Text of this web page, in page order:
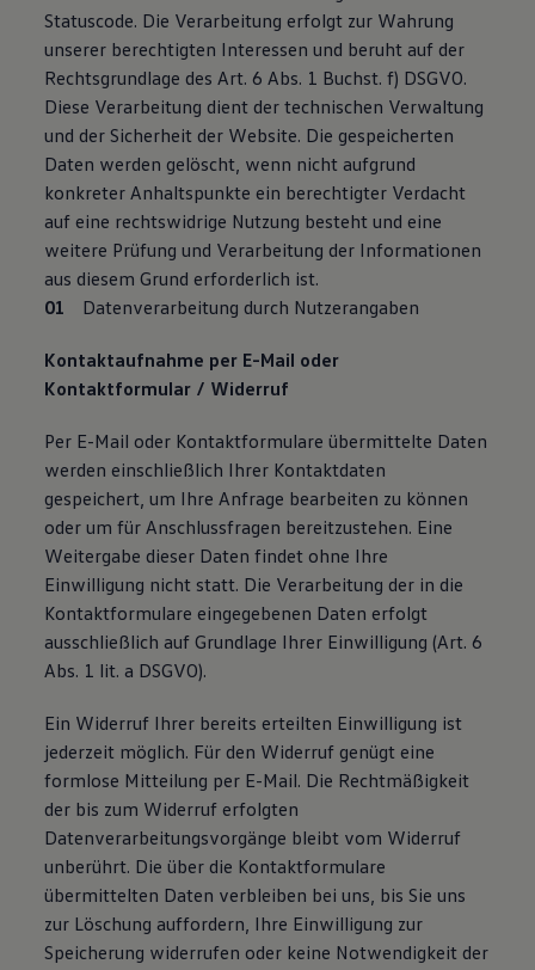
Statuscode. Die Verarbeitung erfolgt zur Wahrung
unserer berechtigten Interessen und beruht auf der
Rechtsgrundlage des Art. 6 Abs. 1 Buchst. f) DSGVO.
Diese Verarbeitung dient der technischen Verwaltung
und der Sicherheit der Website. Die gespeicherten
Daten werden gelöscht, wenn nicht aufgrund
konkreter Anhaltspunkte ein berechtigter Verdacht
auf eine rechtswidrige Nutzung besteht und eine
weitere Prüfung und Verarbeitung der Informationen
aus diesem Grund erforderlich ist.
Datenverarbeitung durch Nutzerangaben
Kontaktaufnahme per E-Mail oder
Kontaktformular / Widerruf
Per E-Mail oder Kontaktformulare übermittelte Daten
werden einschließlich Ihrer Kontaktdaten
gespeichert, um Ihre Anfrage bearbeiten zu können
oder um für Anschlussfragen bereitzustehen. Eine
Weitergabe dieser Daten findet ohne Ihre
Einwilligung nicht statt. Die Verarbeitung der in die
Kontaktformulare eingegebenen Daten erfolgt
ausschließlich auf Grundlage Ihrer Einwilligung (Art. 6
Abs. 1 lit. a DSGVO).
Ein Widerruf Ihrer bereits erteilten Einwilligung ist
jederzeit möglich. Für den Widerruf genügt eine
formlose Mitteilung per E-Mail. Die Rechtmäßigkeit
der bis zum Widerruf erfolgten
Datenverarbeitungsvorgänge bleibt vom Widerruf
unberührt. Die über die Kontaktformulare
übermittelten Daten verbleiben bei uns, bis Sie uns
zur Löschung auffordern, Ihre Einwilligung zur
Speicherung widerrufen oder keine Notwendigkeit der